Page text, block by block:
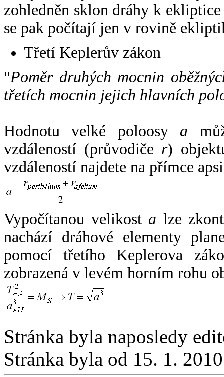
zohledněn sklon dráhy k
se pak počítají jen v rovině
Třetí Keplerův zákon
"Poměr druhých mocnin
třetích mocnin jejich hlavních
Hodnotu velké poloosy a
vzdáleností (průvodiče r)
vzdáleností najdete na přímce
Vypočítanou velikost a lze
nachází dráhové elementy
pomocí třetího Keplerova
zobrazená v levém horním rohu
Stránka byla naposledy
Stránka byla od 15. 1.